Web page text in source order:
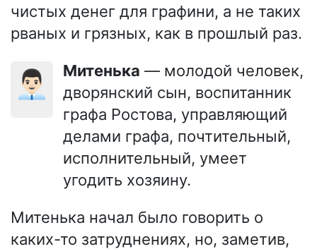
чистых денег для графини, а не таких
рваных и грязных, как в прошлый раз.
👨🏻‍💼 Митенька — молодой человек,
дворянский сын, воспитанник
графа Ростова, управляющий
делами графа, почтительный,
исполнительный, умеет
угодить хозяину.
Митенька начал было говорить о
каких-то затруднениях, но, заметив,